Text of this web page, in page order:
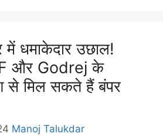
में धमाकेदार उछाल!
और Godrej के
से मिल सकते हैं बंपर
Manoj Talukdar